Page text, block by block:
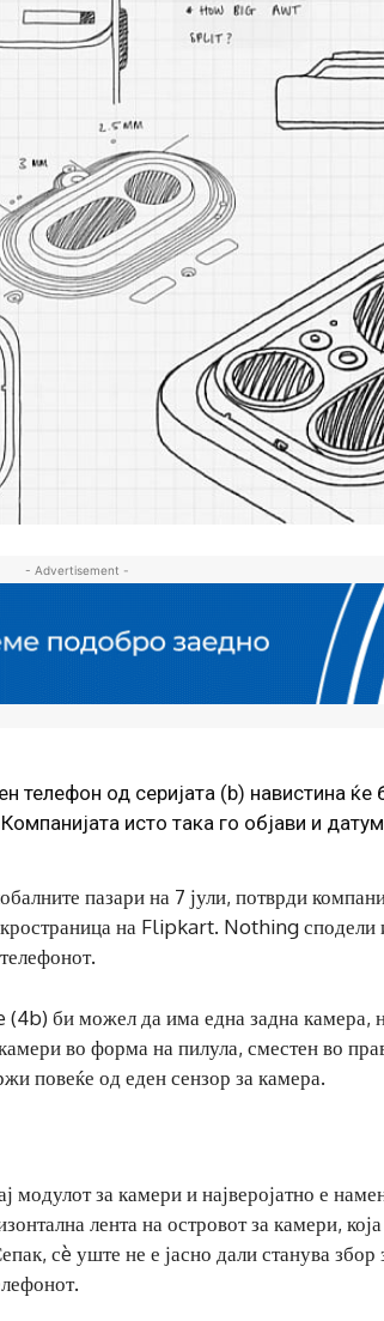
- Advertisement -
телефон од серијата (b) навистина ќе
исто така го објави и
пазари на 7 јули, потврди
на Flipkart. Nothing сподели
би можел да има една задна камера,
во форма на пилула, сместен во
повеќе од еден сензор за камера.
за камери и најверојатно е
лента на островот за камери,
сè уште не е јасно дали станува збор